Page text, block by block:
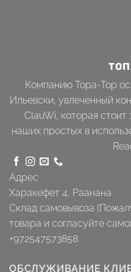
Компанию Topa-Top
Ильевски, увлеченный
ClauWi, которая
наших простых в
Адрес
Харакефет 4, Раанана
Склад самовывоза
товара и согласуйте
+972547573858
ОБСЛУЖИВАНИЕ